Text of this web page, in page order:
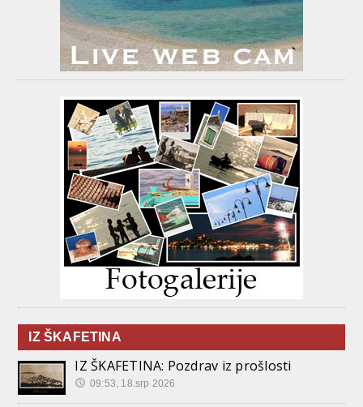
IZ ŠKAFETINA
IZ ŠKAFETINA: Pozdrav iz prošlosti
09:53, 18.srp 2026